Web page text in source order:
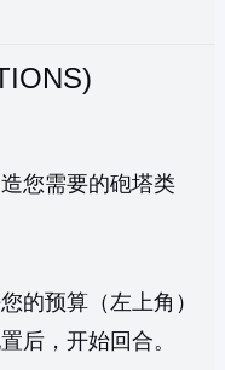
您需要的砲塔类
的预算（左上角）
后，开始回合。